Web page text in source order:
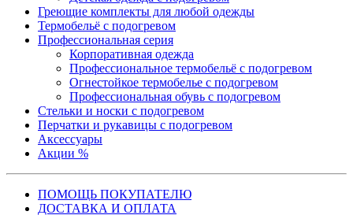
Греющие комплекты для любой одежды
Термобельё с подогревом
Профессиональная серия
Корпоративная одежда
Профессиональное термобельё с подогревом
Огнестойкое термобелье с подогревом
Профессиональная обувь с подогревом
Стельки и носки с подогревом
Перчатки и рукавицы с подогревом
Аксессуары
Акции %
ПОМОЩЬ ПОКУПАТЕЛЮ
ДОСТАВКА И ОПЛАТА